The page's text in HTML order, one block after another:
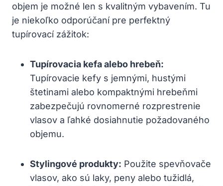
objem je možné len s kvalitným vybavením. Tu
je niekoľko odporúčaní pre perfektný
tupírovací zážitok:
Tupírovacia kefa alebo hrebeň:
Tupírovacie kefy s jemnými, hustými
štetinami alebo kompaktnými hrebeňmi
zabezpečujú rovnomerné rozprestrenie
vlasov a ľahké dosiahnutie požadovaného
objemu.
Stylingové produkty: Použite spevňovače
vlasov, ako sú laky, peny alebo tužidlá,